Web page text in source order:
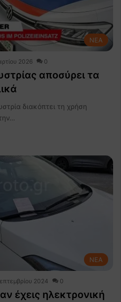
NEA
2026 0
αποσύρει τα
διακόπτει τη χρήση
NEA
2024 0
έχεις ηλεκτρονική